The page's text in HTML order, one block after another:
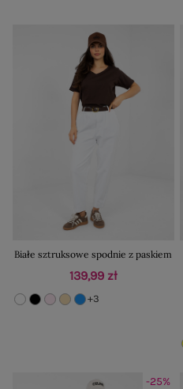
Białe sztruksowe spodnie z paskiem
139,99 zł
+3
-25%